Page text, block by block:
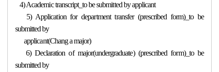
4) Academic transcript_to be submitted by applicant
5) Application for department transfer (prescribed form)_to be
submitted by
applicant(Chang a major)
6) Declaration of major(undergraduate) (prescribed form)_to be
submitted by